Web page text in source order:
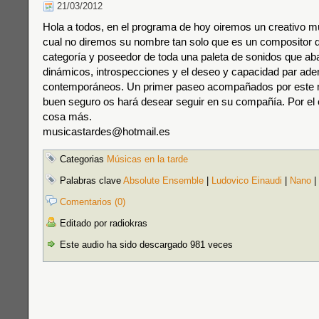
21/03/2012
Hola a todos, en el programa de hoy oiremos un creativo
cual no diremos su nombre tan solo que es un compositor
categoría y poseedor de toda una paleta de sonidos que
dinámicos, introspecciones y el deseo y capacidad par
contemporáneos. Un primer paseo acompañados por este
buen seguro os hará desear seguir en su compañía. Por el
cosa más.
musicastardes@hotmail.es
Categorias Músicas en la tarde
Palabras clave Absolute Ensemble Ludovico Einaudi Nano
Comentarios (0)
Editado por radiokras
Este audio ha sido descargado 981 veces